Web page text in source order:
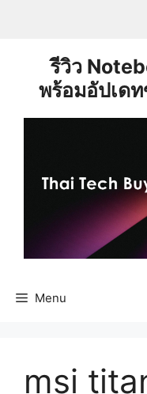
รีวิว
พร้อมอัปเด
Menu
msi